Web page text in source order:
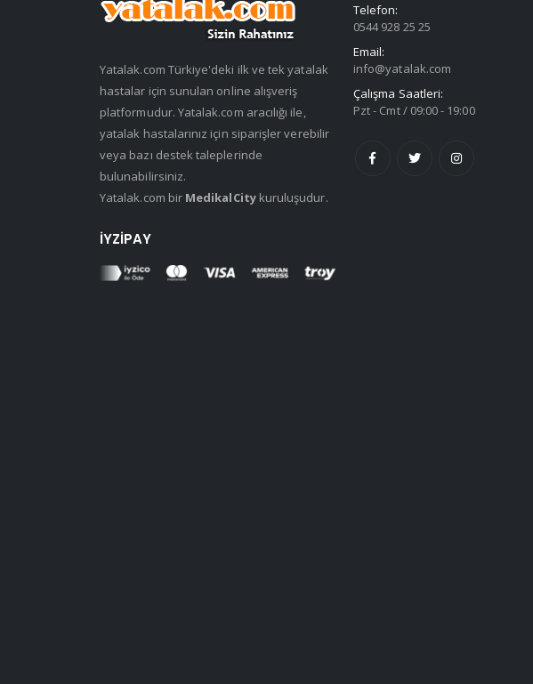
Yatalak.com Türkiye'deki ilk ve tek yatalak
hastalar için sunulan online alışveriş
platformudur. Yatalak.com aracılığı ile,
yatalak hastalarınız için siparişler verebilir
veya bazı destek taleplerinde
bulunabilirsiniz.
Yatalak.com bir MedikalCitykuruluşudur.
İYZIPAY
Telefon:
0544 928 25 25
Email:
info@yatalak.com
Çalışma Saatleri:
Pzt - Cmt / 09:00 - 19:00